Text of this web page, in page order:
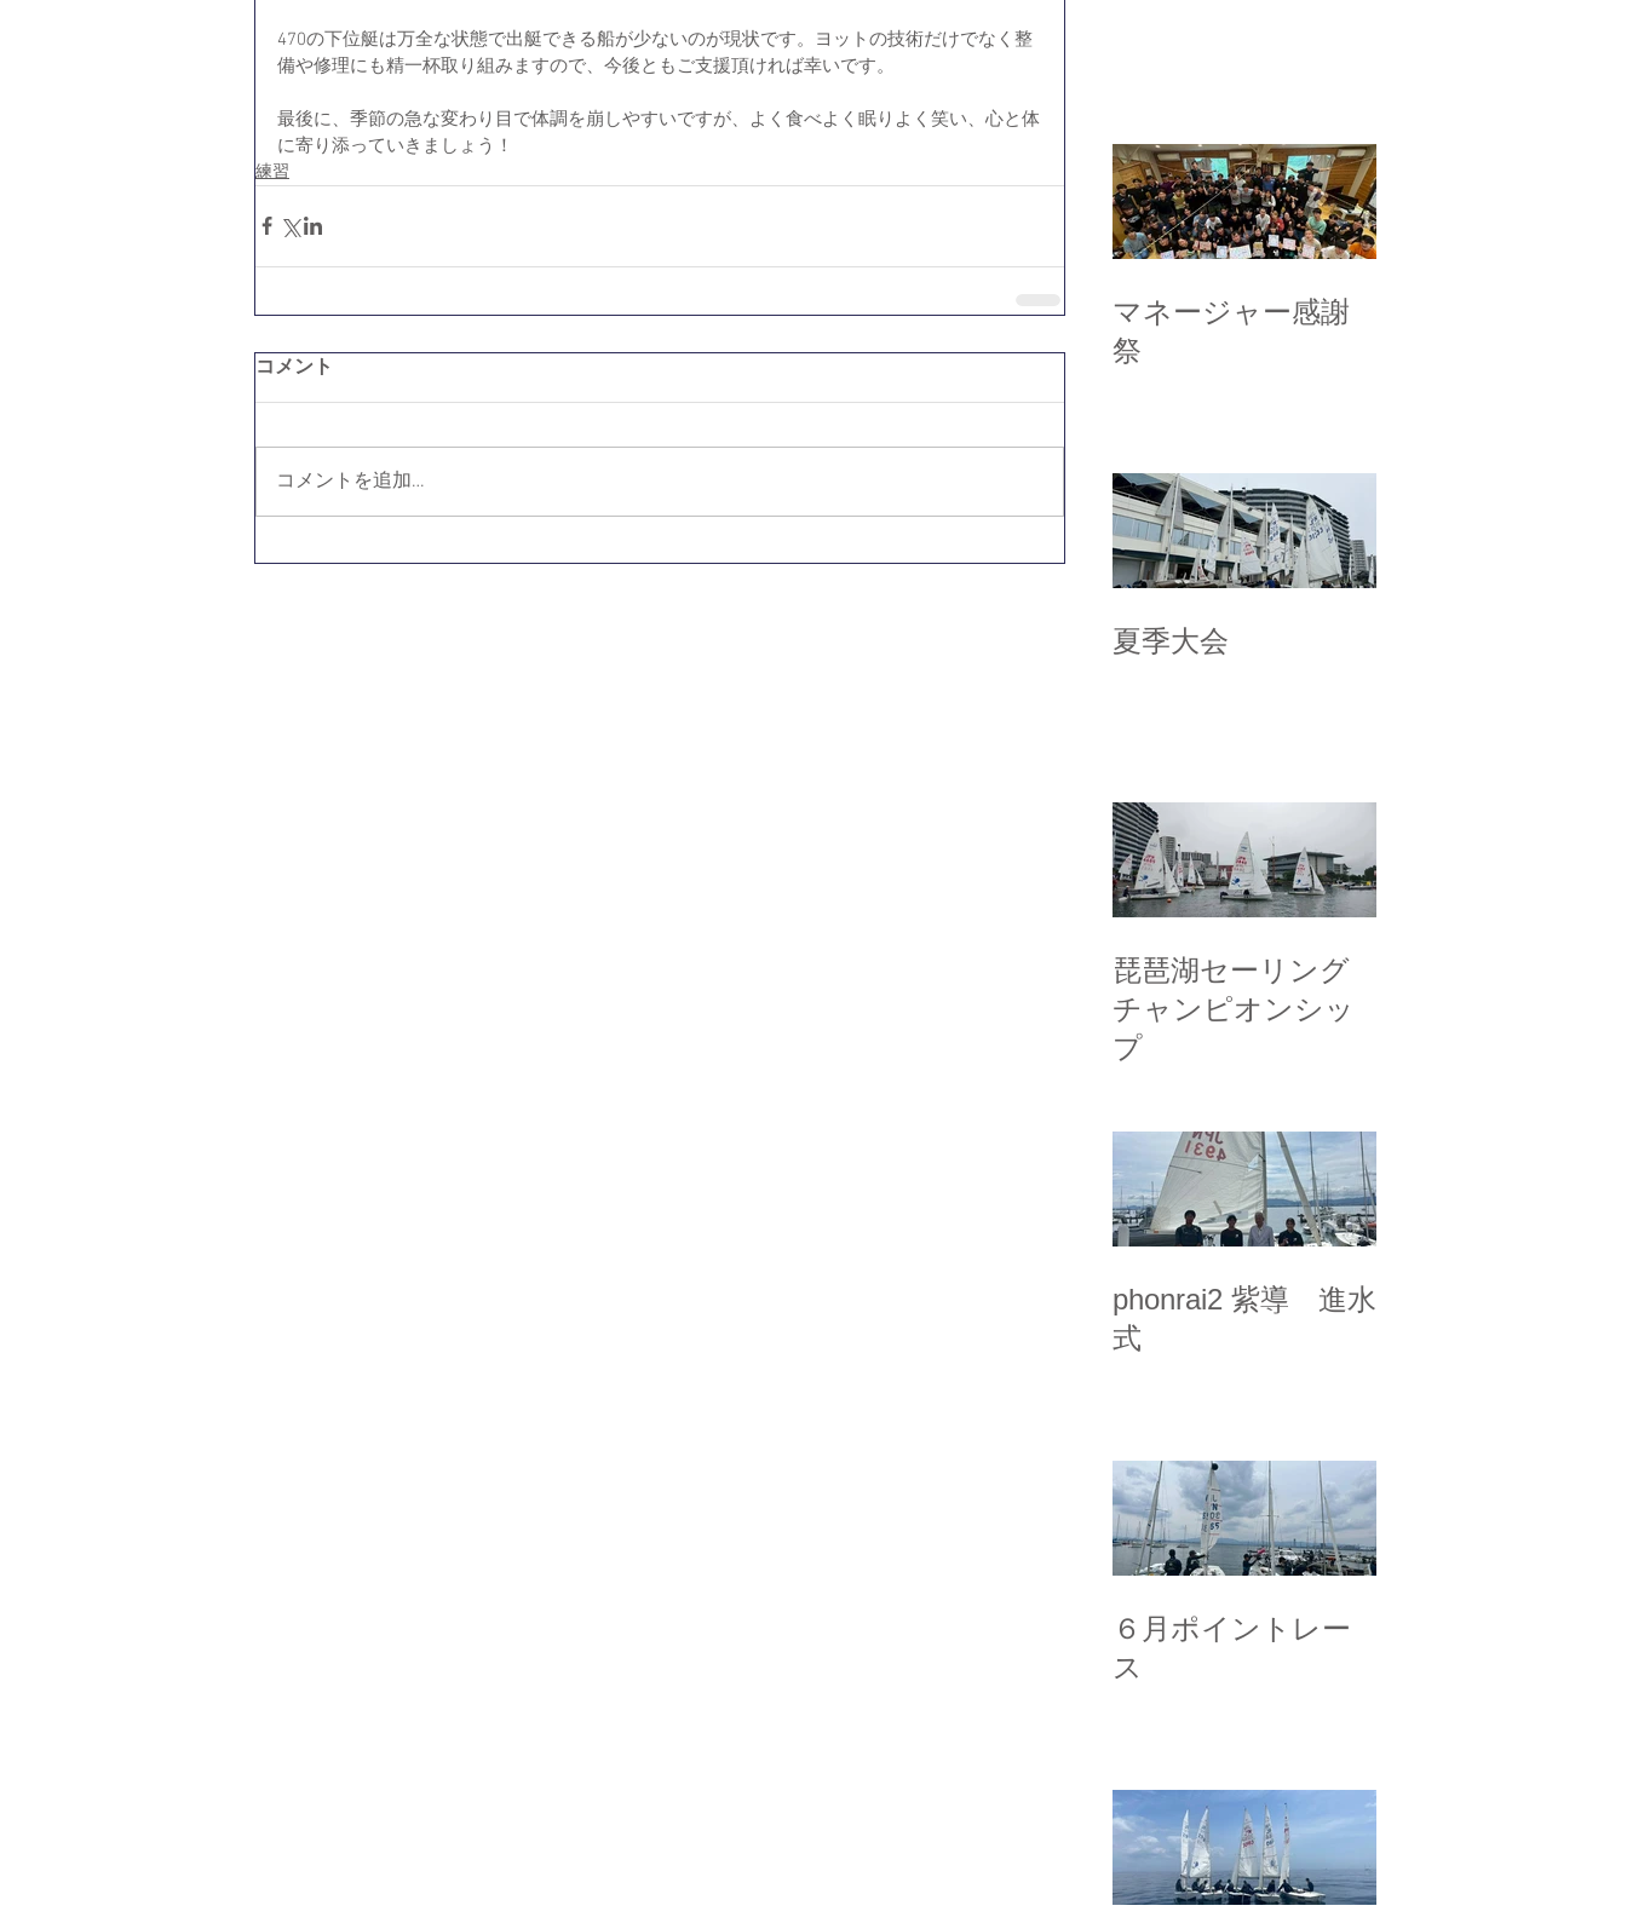
470の下位艇は万全な状態で出艇できる船が少ないのが現状です。ヨットの技術だけでなく整
備や修理にも精一杯取り組みますので、今後ともご支援頂ければ幸いです。
最後に、季節の急な変わり目で体調を崩しやすいですが、よく食べよく眠りよく笑い、心と体
に寄り添っていきましょう！
練習
コメント
コメントを追加…
マネージャー感謝
祭
夏季大会
琵琶湖セーリング
チャンピオンシッ
プ
phonrai2 紫導 進水
式
６月ポイントレー
ス